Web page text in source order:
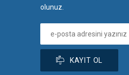
olunuz.
KAYIT OL